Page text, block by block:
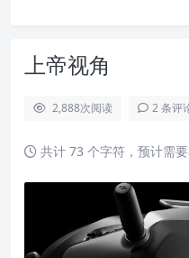
上帝视角
2,888次阅读 2 条评
共计 73 个字符，预计需